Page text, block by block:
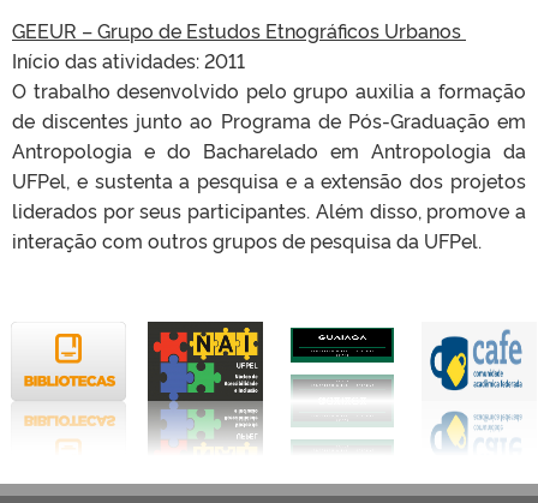
GEEUR – Grupo de Estudos Etnográficos Urbanos
Início das atividades: 2011
O trabalho desenvolvido pelo grupo auxilia a formação
de discentes junto ao Programa de Pós-Graduação em
Antropologia e do Bacharelado em Antropologia da
UFPel, e sustenta a pesquisa e a extensão dos projetos
liderados por seus participantes. Além disso, promove a
interação com outros grupos de pesquisa da UFPel.